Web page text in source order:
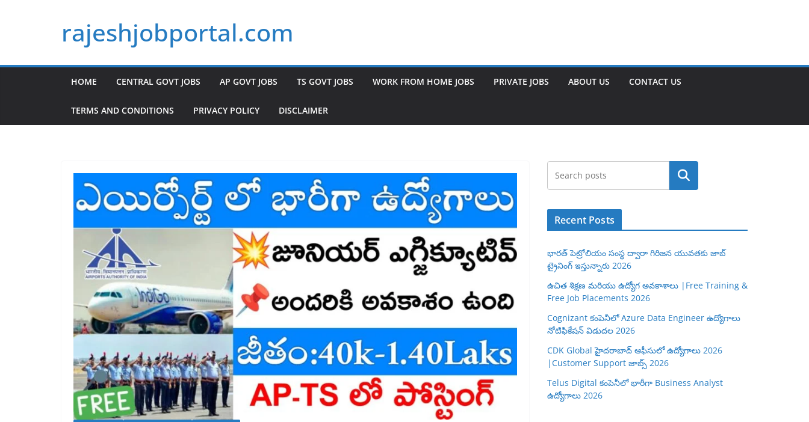
rajeshjobportal.com
HOME CENTRAL GOVT JOBS AP GOVT JOBS TS GOVT JOBS WORK FROM HOME JOBS PRIVATE JOBS ABOUT US CONTACT US
TERMS AND CONDITIONS PRIVACY POLICY DISCLAIMER
Search
Recent Posts
భారత్ పెట్రోలియం సంస్థ ద్వారా గిరిజన యువతకు జాబ్
ట్రైనింగ్ ఇస్తున్నారు 2026
ఉచిత శిక్షణ మరియు ఉద్యోగ అవకాశాలు |Free Training &
Free Job Placements 2026
Cognizant కంపెనీలో Azure Data Engineer ఉద్యోగాలు
నోటిఫికేషన్ విడుదల 2026
CDK Global హైదరాబాద్ ఆఫీసులో ఉద్యోగాలు 2026
|Customer Support జాబ్స్ 2026
Telus Digital కంపెనీలో భారీగా Business Analyst
ఉద్యోగాలు 2026